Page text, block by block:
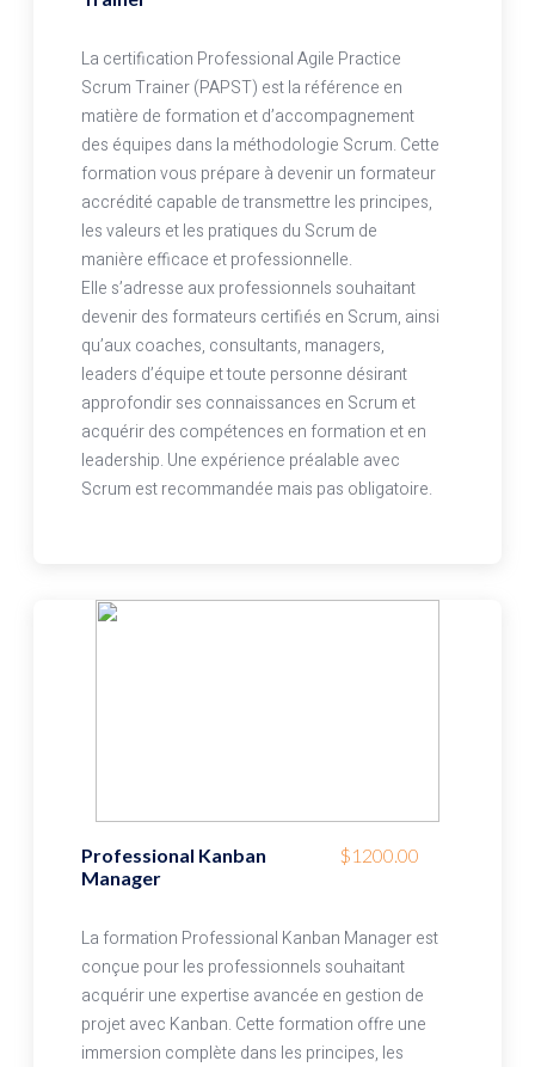
La certification Professional Agile Practice
Scrum Trainer (PAPST) est la référence en
matière de formation et d’accompagnement
des équipes dans la méthodologie Scrum. Cette
formation vous prépare à devenir un formateur
accrédité capable de transmettre les principes,
les valeurs et les pratiques du Scrum de
manière efficace et professionnelle.
Elle s’adresse aux professionnels souhaitant
devenir des formateurs certifiés en Scrum, ainsi
qu’aux coaches, consultants, managers,
leaders d’équipe et toute personne désirant
approfondir ses connaissances en Scrum et
acquérir des compétences en formation et en
leadership. Une expérience préalable avec
Scrum est recommandée mais pas obligatoire.
Professional Kanban
Manager
$1200.00
La formation Professional Kanban Manager est
conçue pour les professionnels souhaitant
acquérir une expertise avancée en gestion de
projet avec Kanban. Cette formation offre une
immersion complète dans les principes, les